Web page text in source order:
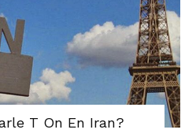
T On En Iran?